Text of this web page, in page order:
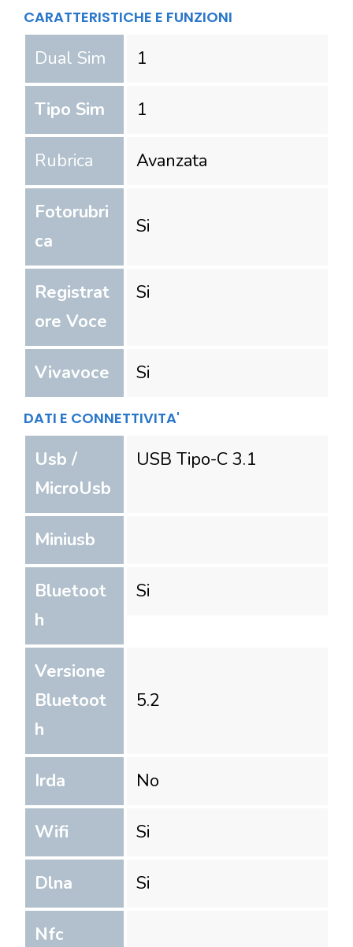
CARATTERISTICHE E FUNZIONI
Dual Sim 1
Tipo Sim 1
Rubrica Avanzata
Fotorubri
ca
Si
Registrat
ore Voce
Si
Vivavoce Si
DATI E CONNETTIVITA'
Usb /
MicroUsb
USB Tipo-C 3.1
Miniusb
Bluetoot
h
Si
Versione
Bluetoot
h
5.2
Irda No
Wifi Si
Dlna Si
Nfc